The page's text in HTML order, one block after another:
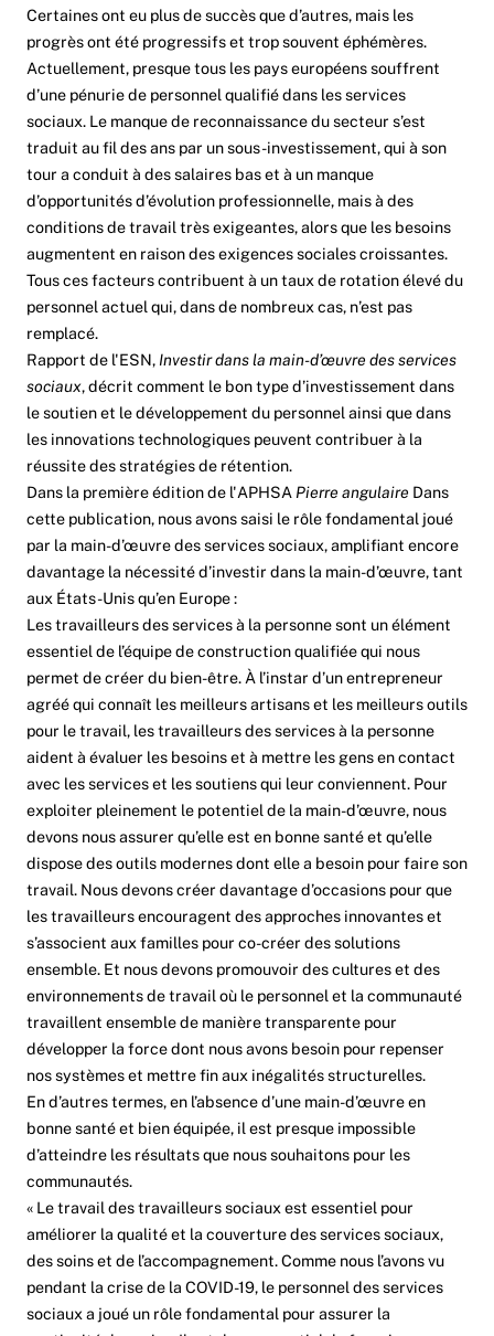
Certaines ont eu plus de succès que d’autres, mais les
progrès ont été progressifs et trop souvent éphémères.
Actuellement, presque tous les pays européens souffrent
d’une pénurie de personnel qualifié dans les services
sociaux. Le manque de reconnaissance du secteur s’est
traduit au fil des ans par un sous-investissement, qui à son
tour a conduit à des salaires bas et à un manque
d’opportunités d’évolution professionnelle, mais à des
conditions de travail très exigeantes, alors que les besoins
augmentent en raison des exigences sociales croissantes.
Tous ces facteurs contribuent à un taux de rotation élevé du
personnel actuel qui, dans de nombreux cas, n’est pas
remplacé.
Rapport de l'ESN, Investir dans la main-d’œuvre des services
sociaux, décrit comment le bon type d’investissement dans
le soutien et le développement du personnel ainsi que dans
les innovations technologiques peuvent contribuer à la
réussite des stratégies de rétention.
Dans la première édition de l'APHSA Pierre angulaire Dans
cette publication, nous avons saisi le rôle fondamental joué
par la main-d’œuvre des services sociaux, amplifiant encore
davantage la nécessité d’investir dans la main-d’œuvre, tant
aux États-Unis qu’en Europe :
Les travailleurs des services à la personne sont un élément
essentiel de l’équipe de construction qualifiée qui nous
permet de créer du bien-être. À l’instar d’un entrepreneur
agréé qui connaît les meilleurs artisans et les meilleurs outils
pour le travail, les travailleurs des services à la personne
aident à évaluer les besoins et à mettre les gens en contact
avec les services et les soutiens qui leur conviennent. Pour
exploiter pleinement le potentiel de la main-d’œuvre, nous
devons nous assurer qu’elle est en bonne santé et qu’elle
dispose des outils modernes dont elle a besoin pour faire son
travail. Nous devons créer davantage d’occasions pour que
les travailleurs encouragent des approches innovantes et
s’associent aux familles pour co-créer des solutions
ensemble. Et nous devons promouvoir des cultures et des
environnements de travail où le personnel et la communauté
travaillent ensemble de manière transparente pour
développer la force dont nous avons besoin pour repenser
nos systèmes et mettre fin aux inégalités structurelles.
En d’autres termes, en l’absence d’une main-d’œuvre en
bonne santé et bien équipée, il est presque impossible
d’atteindre les résultats que nous souhaitons pour les
communautés.
« Le travail des travailleurs sociaux est essentiel pour
améliorer la qualité et la couverture des services sociaux,
des soins et de l’accompagnement. Comme nous l’avons vu
pendant la crise de la COVID-19, le personnel des services
sociaux a joué un rôle fondamental pour assurer la